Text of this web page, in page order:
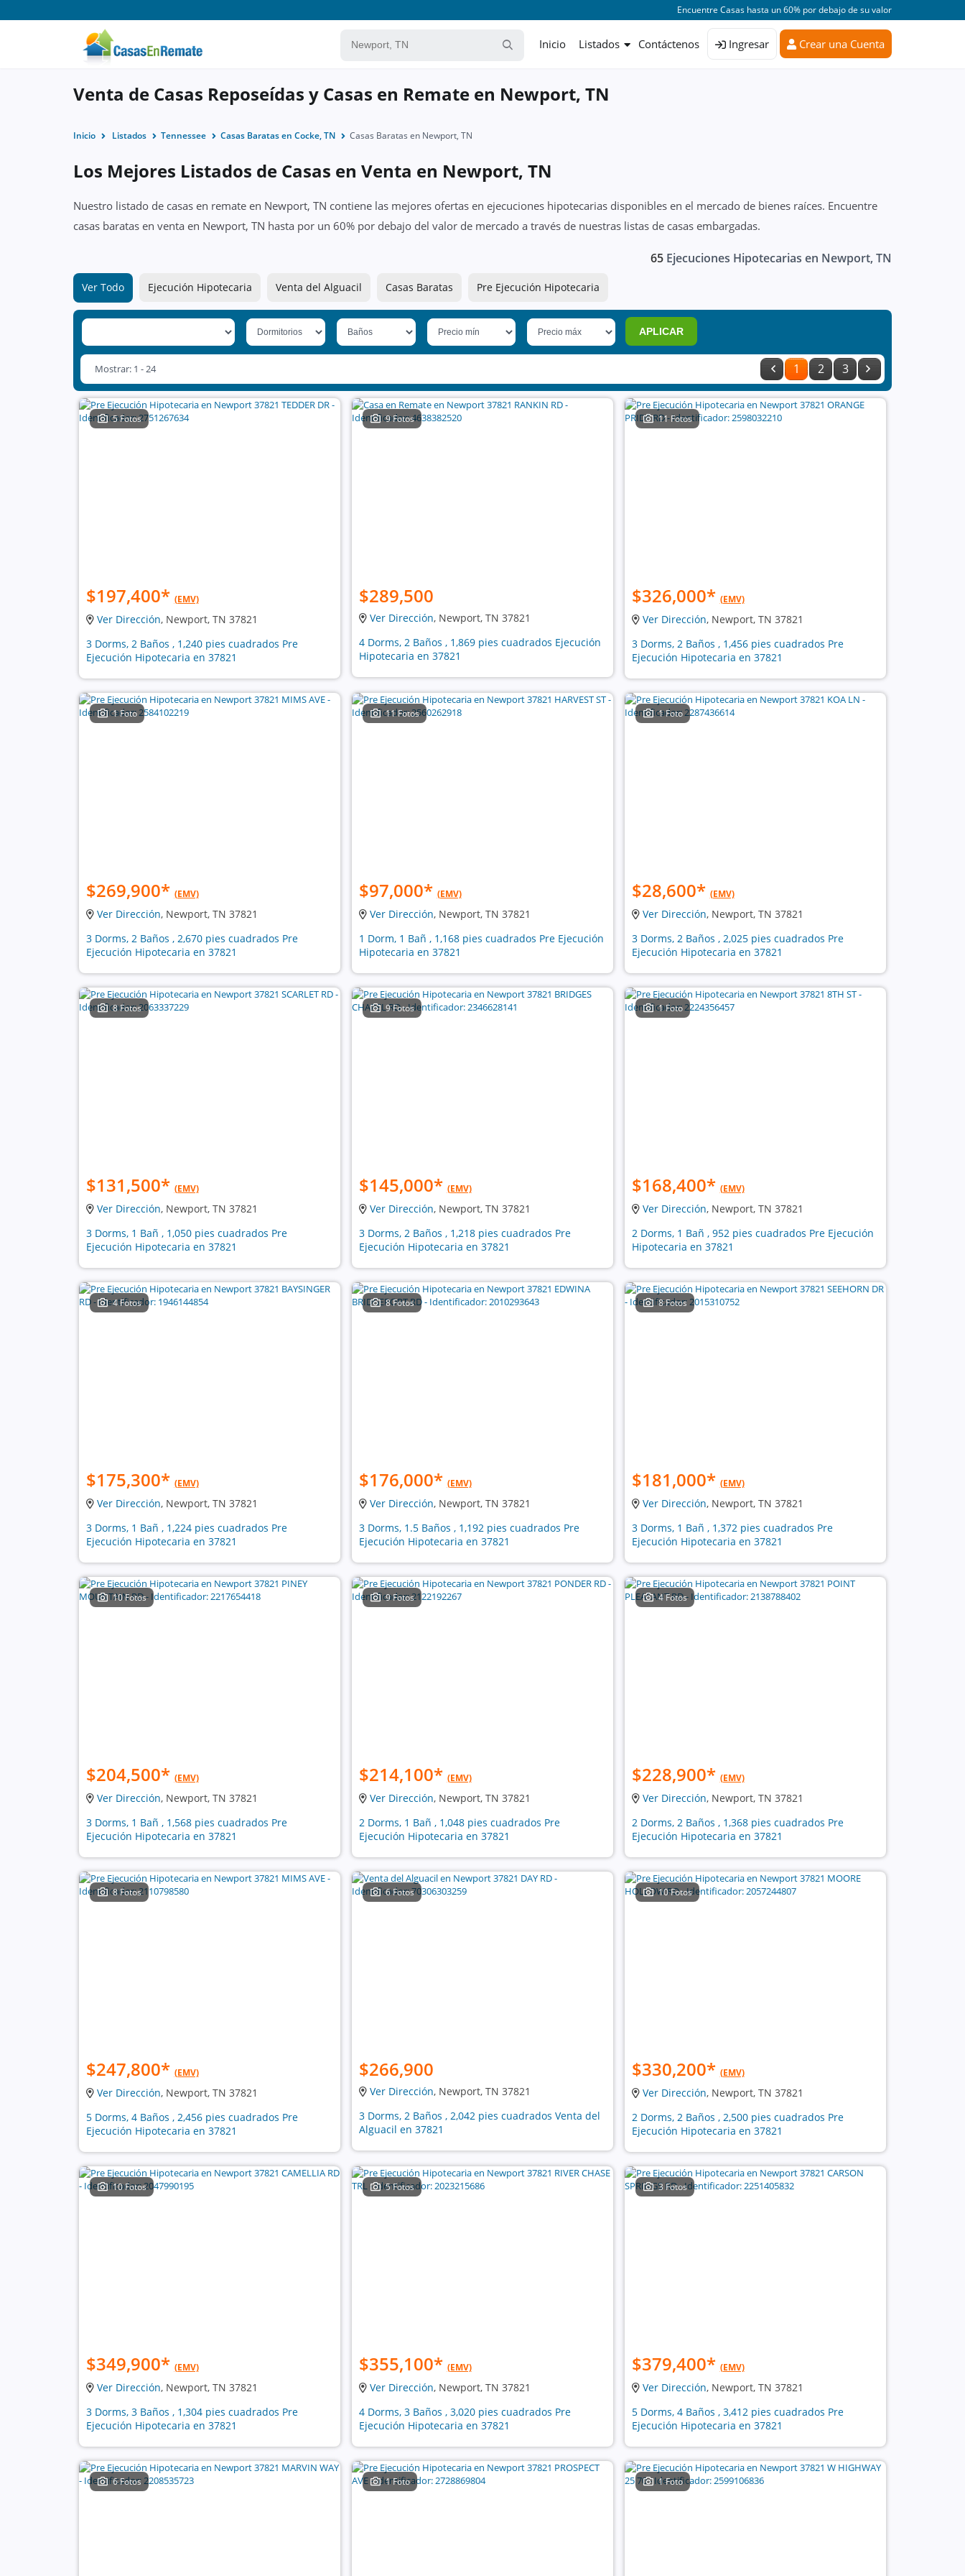
Encuentre Casas hasta un 60% por debajo de su valor
Inicio Listados Contáctenos Ingresar Crear una Cuenta
Venta de Casas Reposeídas y Casas en Remate en Newport, TN
Inicio Listados Tennessee Casas Baratas en Cocke, TN Casas Baratas en Newport, TN
Los Mejores Listados de Casas en Venta en Newport, TN
Nuestro listado de casas en remate en Newport, TN contiene las mejores ofertas en ejecuciones hipotecarias disponibles en el mercado de bienes raíces. Encuentre
casas baratas en venta en Newport, TN hasta por un 60% por debajo del valor de mercado a través de nuestras listas de casas embargadas.
65 Ejecuciones Hipotecarias en Newport, TN
Ver Todo Ejecución Hipotecaria Venta del Alguacil Casas Baratas Pre Ejecución Hipotecaria
APLICAR
1 2 3
Mostrar: 1 - 24
5 Fotos
$197,400* (EMV)
Ver Dirección, Newport, TN 37821
3 Dorms, 2 Baños , 1,240 pies cuadrados Pre
Ejecución Hipotecaria en 37821
9 Fotos
$289,500
Ver Dirección, Newport, TN 37821
4 Dorms, 2 Baños , 1,869 pies cuadrados Ejecución
Hipotecaria en 37821
11 Fotos
$326,000* (EMV)
Ver Dirección, Newport, TN 37821
3 Dorms, 2 Baños , 1,456 pies cuadrados Pre
Ejecución Hipotecaria en 37821
1 Foto
$269,900* (EMV)
Ver Dirección, Newport, TN 37821
3 Dorms, 2 Baños , 2,670 pies cuadrados Pre
Ejecución Hipotecaria en 37821
11 Fotos
$97,000* (EMV)
Ver Dirección, Newport, TN 37821
1 Dorm, 1 Bañ , 1,168 pies cuadrados Pre Ejecución
Hipotecaria en 37821
1 Foto
$28,600* (EMV)
Ver Dirección, Newport, TN 37821
3 Dorms, 2 Baños , 2,025 pies cuadrados Pre
Ejecución Hipotecaria en 37821
8 Fotos
$131,500* (EMV)
Ver Dirección, Newport, TN 37821
3 Dorms, 1 Bañ , 1,050 pies cuadrados Pre
Ejecución Hipotecaria en 37821
9 Fotos
$145,000* (EMV)
Ver Dirección, Newport, TN 37821
3 Dorms, 2 Baños , 1,218 pies cuadrados Pre
Ejecución Hipotecaria en 37821
1 Foto
$168,400* (EMV)
Ver Dirección, Newport, TN 37821
2 Dorms, 1 Bañ , 952 pies cuadrados Pre Ejecución
Hipotecaria en 37821
4 Fotos
$175,300* (EMV)
Ver Dirección, Newport, TN 37821
3 Dorms, 1 Bañ , 1,224 pies cuadrados Pre
Ejecución Hipotecaria en 37821
8 Fotos
$176,000* (EMV)
Ver Dirección, Newport, TN 37821
3 Dorms, 1.5 Baños , 1,192 pies cuadrados Pre
Ejecución Hipotecaria en 37821
8 Fotos
$181,000* (EMV)
Ver Dirección, Newport, TN 37821
3 Dorms, 1 Bañ , 1,372 pies cuadrados Pre
Ejecución Hipotecaria en 37821
10 Fotos
$204,500* (EMV)
Ver Dirección, Newport, TN 37821
3 Dorms, 1 Bañ , 1,568 pies cuadrados Pre
Ejecución Hipotecaria en 37821
9 Fotos
$214,100* (EMV)
Ver Dirección, Newport, TN 37821
2 Dorms, 1 Bañ , 1,048 pies cuadrados Pre
Ejecución Hipotecaria en 37821
4 Fotos
$228,900* (EMV)
Ver Dirección, Newport, TN 37821
2 Dorms, 2 Baños , 1,368 pies cuadrados Pre
Ejecución Hipotecaria en 37821
8 Fotos
$247,800* (EMV)
Ver Dirección, Newport, TN 37821
5 Dorms, 4 Baños , 2,456 pies cuadrados Pre
Ejecución Hipotecaria en 37821
6 Fotos
$266,900
Ver Dirección, Newport, TN 37821
3 Dorms, 2 Baños , 2,042 pies cuadrados Venta del
Alguacil en 37821
10 Fotos
$330,200* (EMV)
Ver Dirección, Newport, TN 37821
2 Dorms, 2 Baños , 2,500 pies cuadrados Pre
Ejecución Hipotecaria en 37821
10 Fotos
$349,900* (EMV)
Ver Dirección, Newport, TN 37821
3 Dorms, 3 Baños , 1,304 pies cuadrados Pre
Ejecución Hipotecaria en 37821
5 Fotos
$355,100* (EMV)
Ver Dirección, Newport, TN 37821
4 Dorms, 3 Baños , 3,020 pies cuadrados Pre
Ejecución Hipotecaria en 37821
3 Fotos
$379,400* (EMV)
Ver Dirección, Newport, TN 37821
5 Dorms, 4 Baños , 3,412 pies cuadrados Pre
Ejecución Hipotecaria en 37821
6 Fotos 1 Foto 1 Foto